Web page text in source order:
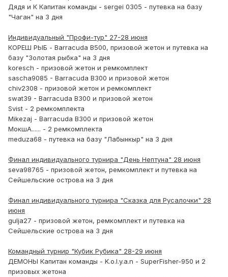
Дядя и К Капитан команды - sergei 0305 - путевка на базу
"Чаган" на 3 дня
Индивидуальный "Профи-тур" 27-28 июня
КОРЕШ РЫБ - Barracuda B500, призовой жетон и путевка на
базу "Золотая рыбка" на 3 дня
koresch - призовой жетон и ремкомплект
sascha9085 - Barracuda B300 и призовой жетон
chiv2308 - призовой жетон и ремкомплект
swat39 - Barracuda B300 и призовой жетон
Svist - 2 ремкомплекта
Mikezaj - Barracuda B300 и призовой жетон
МокшА...... - 2 ремкомплекта
meduza68 - путевка на базу "Лабынкыр" на 3 дня
Финал индивидуального турнира "День Нептуна" 28 июня
seva98765 - призовой жетон, ремкомплект и путевка на
Сейшельские острова на 3 дня
Финал индивидуального турнира "Сказка для Русалочки" 28
июня
gulja27 - призовой жетон, ремкомплект и путевка на
Сейшельские острова на 3 дня
Командный турнир "Кубик Рубика" 28-29 июня
ДЕМОНЫ Капитан команды - K.o.l.y.a.n - SuperFisher-950 и 2
призовых жетона